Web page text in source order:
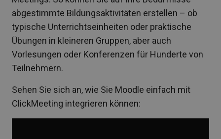
abgestimmte Bildungsaktivitäten erstellen – ob
typische Unterrichtseinheiten oder praktische
Übungen in kleineren Gruppen, aber auch
Vorlesungen oder Konferenzen für Hunderte von
Teilnehmern.
Sehen Sie sich an, wie Sie Moodle einfach mit
ClickMeeting integrieren können: